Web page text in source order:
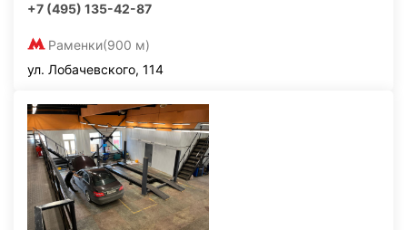
+7 (495) 135-42-87
Раменки(900 м)
ул. Лобачевского, 114